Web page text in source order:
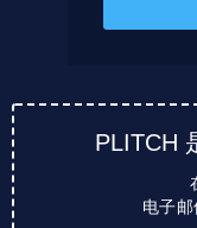
PLITCH
电子